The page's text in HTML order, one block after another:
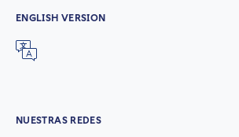
ENGLISH VERSION
NUESTRAS REDES